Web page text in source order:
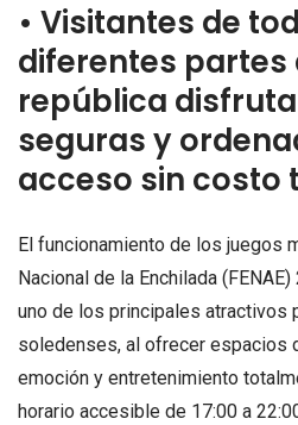
•⁠ ⁠Visitantes de
diferentes partes
república
seguras y
acceso sin costo
El funcionamiento de los juegos
Nacional de la Enchilada
uno de los principales atractivos
soledenses, al ofrecer espacios
emoción y entretenimiento
horario accesible de 17:00 a